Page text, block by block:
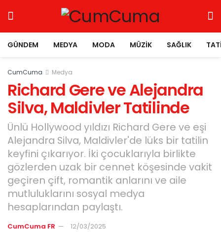
GÜNDEM MEDYA MODA MÜZIK SAĞLIK
CumCuma Medya
Richard Gere ve Alejandra
Silva, Maldivler Tatilinde
Ünlü Hollywood yıldızı Richard Gere ve eşi
Alejandra Silva, Maldivler'de lüks bir tatilin
keyfini çıkarıyor. İki çocuklarıyla birlikte
gözlerden uzak bir cennet köşesinde vakit
geçiren çift, romantik anlarını ve aile
mutluluklarını sosyal medya
hesaplarından paylaştı.
CumCuma FR 12/03/2025